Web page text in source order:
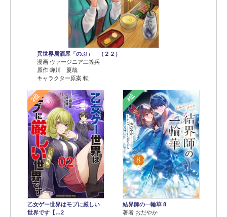
異世界居酒屋「のぶ」 （２２）
漫画 ヴァージニア二等兵
原作 蝉川 夏哉
キャラクター原案 転
2位
乙女ゲー世界はモブに厳しい
世界です【…2
3位
結界師の一輪華 8
著者 おだやか